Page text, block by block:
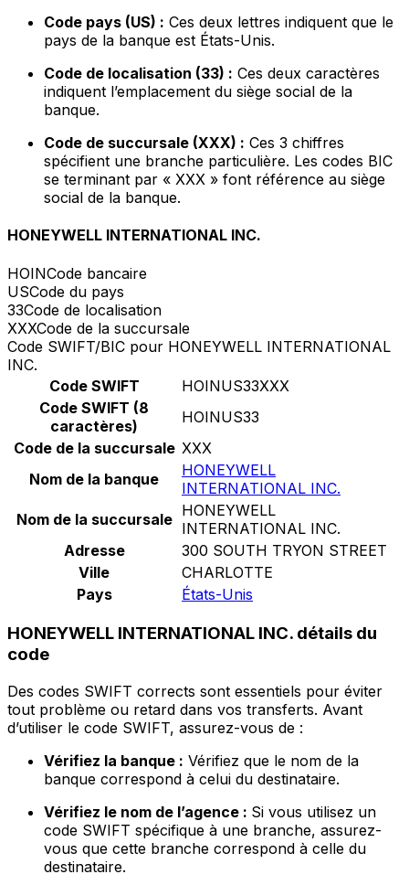
Code pays (US) : Ces deux lettres indiquent que le
pays de la banque est États-Unis.
Code de localisation (33) : Ces deux caractères
indiquent l’emplacement du siège social de la
banque.
Code de succursale (XXX) : Ces 3 chiffres
spécifient une branche particulière. Les codes BIC
se terminant par « XXX » font référence au siège
social de la banque.
HONEYWELL INTERNATIONAL INC.
HOINCode bancaire
USCode du pays
33Code de localisation
XXXCode de la succursale
Code SWIFT/BIC pour HONEYWELL INTERNATIONAL
INC.
Code SWIFT
HOINUS33XXX
Code SWIFT (8
caractères)
HOINUS33
Code de la succursale XXX
Nom de la banque
HONEYWELL
INTERNATIONAL INC.
Nom de la succursale HONEYWELL
INTERNATIONAL INC.
Adresse
300 SOUTH TRYON STREET
Ville
CHARLOTTE
Pays
États-Unis
HONEYWELL INTERNATIONAL INC. détails du
code
Des codes SWIFT corrects sont essentiels pour éviter
tout problème ou retard dans vos transferts. Avant
d’utiliser le code SWIFT, assurez-vous de :
Vérifiez la banque : Vérifiez que le nom de la
banque correspond à celui du destinataire.
Vérifiez le nom de l’agence : Si vous utilisez un
code SWIFT spécifique à une branche, assurez-
vous que cette branche correspond à celle du
destinataire.